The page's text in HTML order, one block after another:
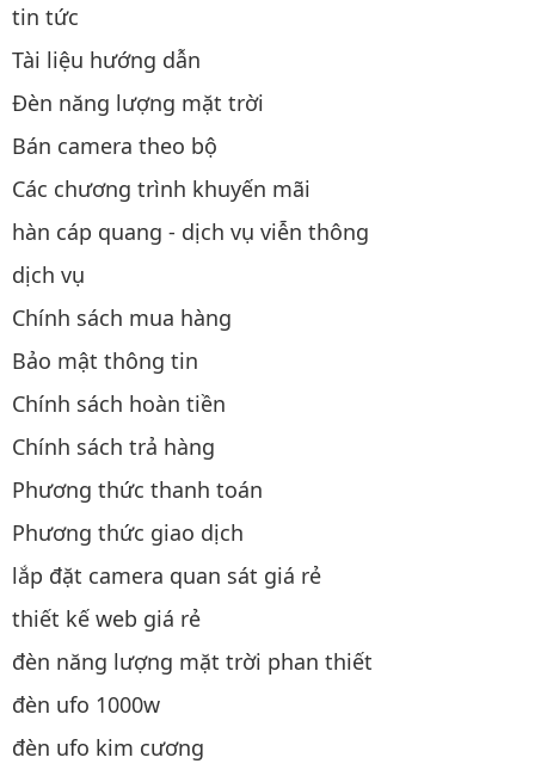
tin tức
Tài liệu hướng dẫn
Đèn năng lượng mặt trời
Bán camera theo bộ
Các chương trình khuyến mãi
hàn cáp quang - dịch vụ viễn thông
dịch vụ
Chính sách mua hàng
Bảo mật thông tin
Chính sách hoàn tiền
Chính sách trả hàng
Phương thức thanh toán
Phương thức giao dịch
lắp đặt camera quan sát giá rẻ
thiết kế web giá rẻ
đèn năng lượng mặt trời phan thiết
đèn ufo 1000w
đèn ufo kim cương